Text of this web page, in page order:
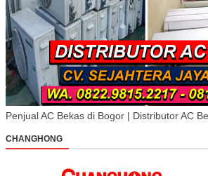
Penjual AC Bekas di Bogor | Distributor AC
CHANGHONG